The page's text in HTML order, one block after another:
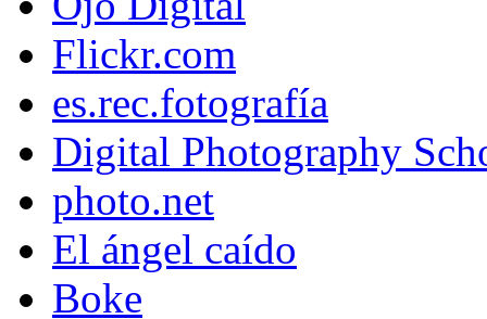
Flickr.com
es.rec.fotografía
Digital Photography
photo.net
El ángel caído
Boke